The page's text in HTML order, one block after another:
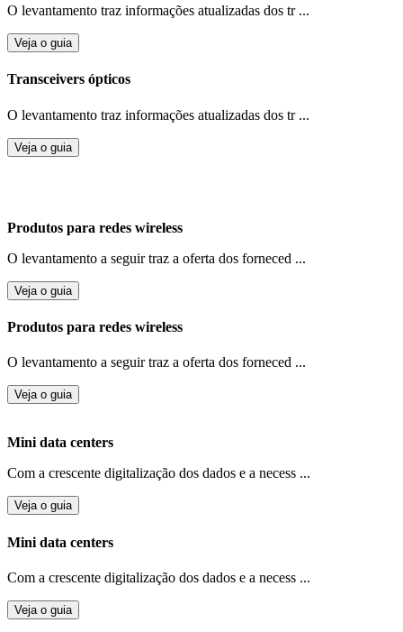
O levantamento traz informações atualizadas dos tr ...
Veja o guia
Transceivers ópticos
O levantamento traz informações atualizadas dos tr ...
Veja o guia
Produtos para redes wireless
O levantamento a seguir traz a oferta dos forneced ...
Veja o guia
Produtos para redes wireless
O levantamento a seguir traz a oferta dos forneced ...
Veja o guia
Mini data centers
Com a crescente digitalização dos dados e a necess ...
Veja o guia
Mini data centers
Com a crescente digitalização dos dados e a necess ...
Veja o guia